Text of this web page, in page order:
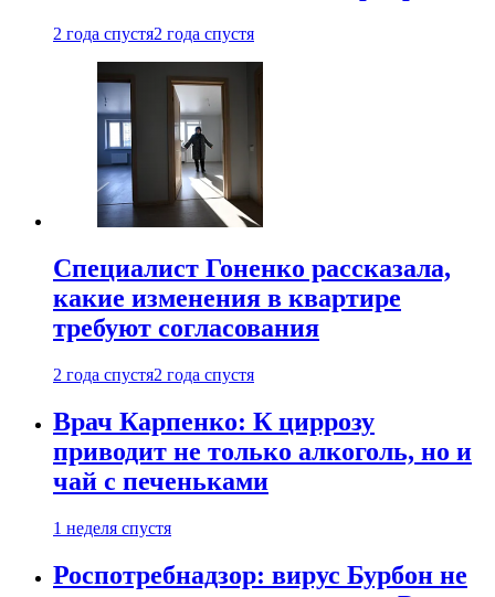
2 года спустя2 года спустя
Специалист Гоненко рассказала,
какие изменения в квартире
требуют согласования
2 года спустя2 года спустя
Врач Карпенко: К циррозу
приводит не только алкоголь, но и
чай с печеньками
1 неделя спустя
Роспотребнадзор: вирус Бурбон не